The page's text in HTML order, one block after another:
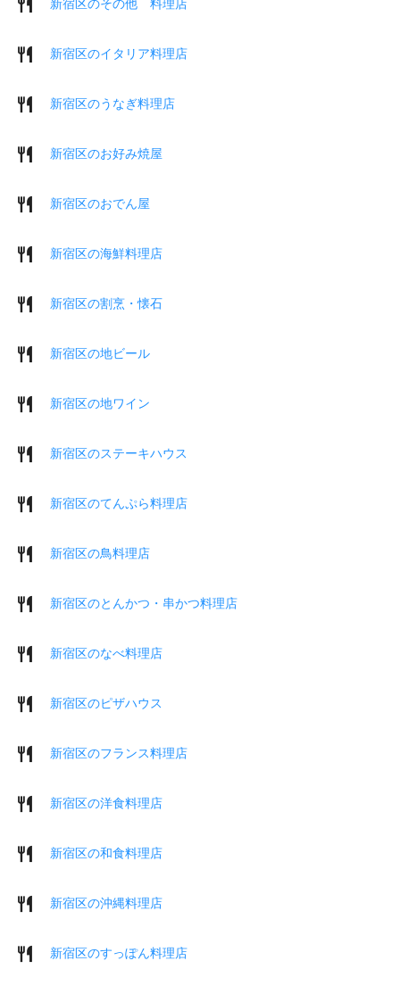
新宿区のその他 料理店
新宿区のイタリア料理店
新宿区のうなぎ料理店
新宿区のお好み焼屋
新宿区のおでん屋
新宿区の海鮮料理店
新宿区の割烹・懐石
新宿区の地ビール
新宿区の地ワイン
新宿区のステーキハウス
新宿区のてんぷら料理店
新宿区の鳥料理店
新宿区のとんかつ・串かつ料理店
新宿区のなべ料理店
新宿区のピザハウス
新宿区のフランス料理店
新宿区の洋食料理店
新宿区の和食料理店
新宿区の沖縄料理店
新宿区のすっぽん料理店